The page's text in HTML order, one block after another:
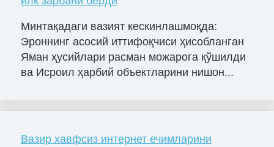
Минтақадаги вазият кескинлашмоқда:
Эроннинг асосий иттифоқчиси ҳисобланган
Яман ҳусийлари расман можарога қўшилди
ва Исроил ҳарбий объектларини нишон...
Вазир хавфсиз интернет ечимларини